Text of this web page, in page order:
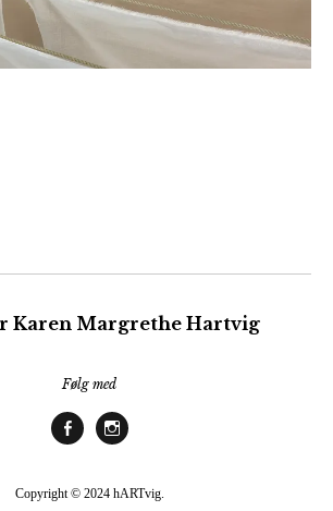
Karen Margrethe Hartvig
Følg med
Copyright © 2024 hARTvig